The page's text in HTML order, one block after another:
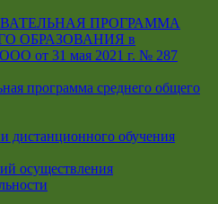
ПРОГРАММА
ОБРАЗОВАНИЯ в
от 31 мая 2021 г. № 287
программа среднего общего
дистанционного обучения
осуществления